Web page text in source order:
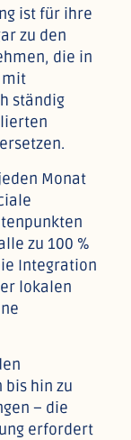
ist für ihre
zu den
die in
mit
ständig
Monat
zu 100 %
Integration
lokalen
bis hin zu
– die
erfordert